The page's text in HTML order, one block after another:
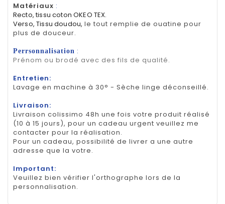
Matériaux :
Recto, tissu coton OKEO TEX.
Verso, Tissu doudou, le tout remplie de ouatine pour
plus de douceur.
Perrsonnalisation :
Prénom ou brodé avec des fils de qualité.
Entretien:
Lavage en machine à 30° - Sèche linge déconseillé.
Livraison:
Livraison colissimo 48h une fois votre produit réalisé
(10 à 15 jours), pour un cadeau urgent veuillez me
contacter pour la réalisation.
Pour un cadeau, possibilité de livrer a une autre
adresse que la votre.
Important:
Veuillez bien vérifier l'orthographe lors de la
personnalisation.